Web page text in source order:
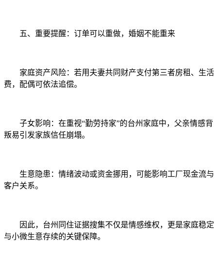
五、重要提醒：订单可以重做，婚姻不能重来
家庭资产风险：若用夫妻共同财产支付第三者房租、生活
费，配偶可依法追偿。
子女影响：在重视“勤劳持家”的台州家庭中，父亲情感背
叛易引发家族信任崩塌。
生意隐患：情绪波动或资金挪用，可能影响工厂现金流与
客户关系。
因此，台州同住证据搜集不仅是情感维权，更是家庭稳定
与小微生意存续的关键保障。